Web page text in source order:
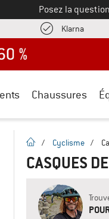
Posez la
Klarna
Chaussures
Page d'accueil
/ Cyclisme /
CASQUES